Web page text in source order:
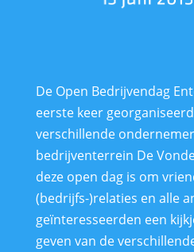
De Open Bedrijvendag
eerste keer
verschillende
bedrijventerrein De
deze open dag is om
(bedrijfs-)relaties en alle
geïnteresseerden een
geven van de